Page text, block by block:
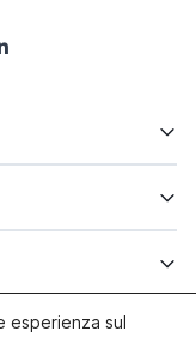
esperienza sul